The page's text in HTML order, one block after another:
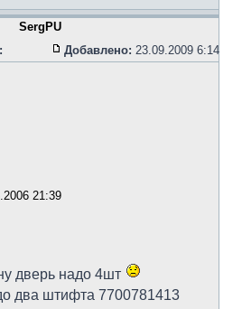
SergPU
Добавлено: 23.09.2009 6:14
21:39
дверь надо 4шт
два штифта 7700781413